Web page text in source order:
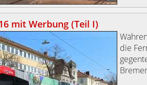
mit Werbung (Teil I)
die